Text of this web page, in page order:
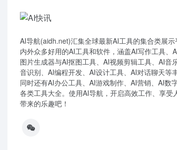
AI导航(aidh.net)汇集全球最新AI工具的集合类展
内外众多好用的AI工具和软件，涵盖AI写作工具、
图片生成器与AI抠图工具、AI视频剪辑工具、AI音
音识别、AI编程开发、AI设计工具、AI对话聊天等
同时还有AI办公工具、AI游戏制作、AI营销、AI数
各类工具大全。使用AI导航，开启高效工作、享受
带来的乐趣吧！